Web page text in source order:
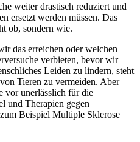
weiter drastisch reduziert und
ersetzt werden müssen. Das
ob, sondern wie.
das erreichen oder welchen
verbieten, bevor wir
Leiden zu lindern, steht
Tieren zu vermeiden. Aber
vor unerlässlich für die
und Therapien gegen
Beispiel Multiple Sklerose